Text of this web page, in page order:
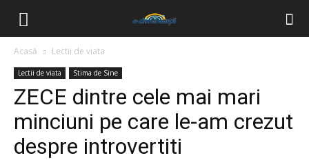
Acasă Lectii de viata
Lectii de viata Stima de Sine
ZECE dintre cele mai mari
minciuni pe care le-am crezut
despre introvertiti